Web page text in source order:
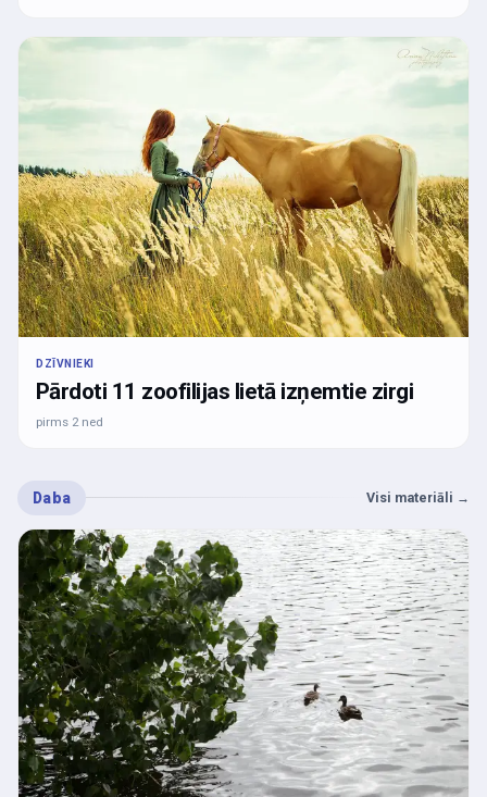
DZĪVNIEKI
Pārdoti 11 zoofilijas lietā izņemtie zirgi
pirms 2 ned
Daba Visi materiāli →